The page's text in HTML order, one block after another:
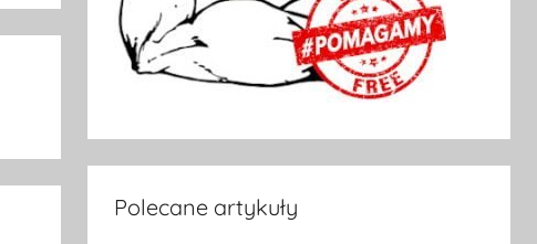
Polecane artykuły